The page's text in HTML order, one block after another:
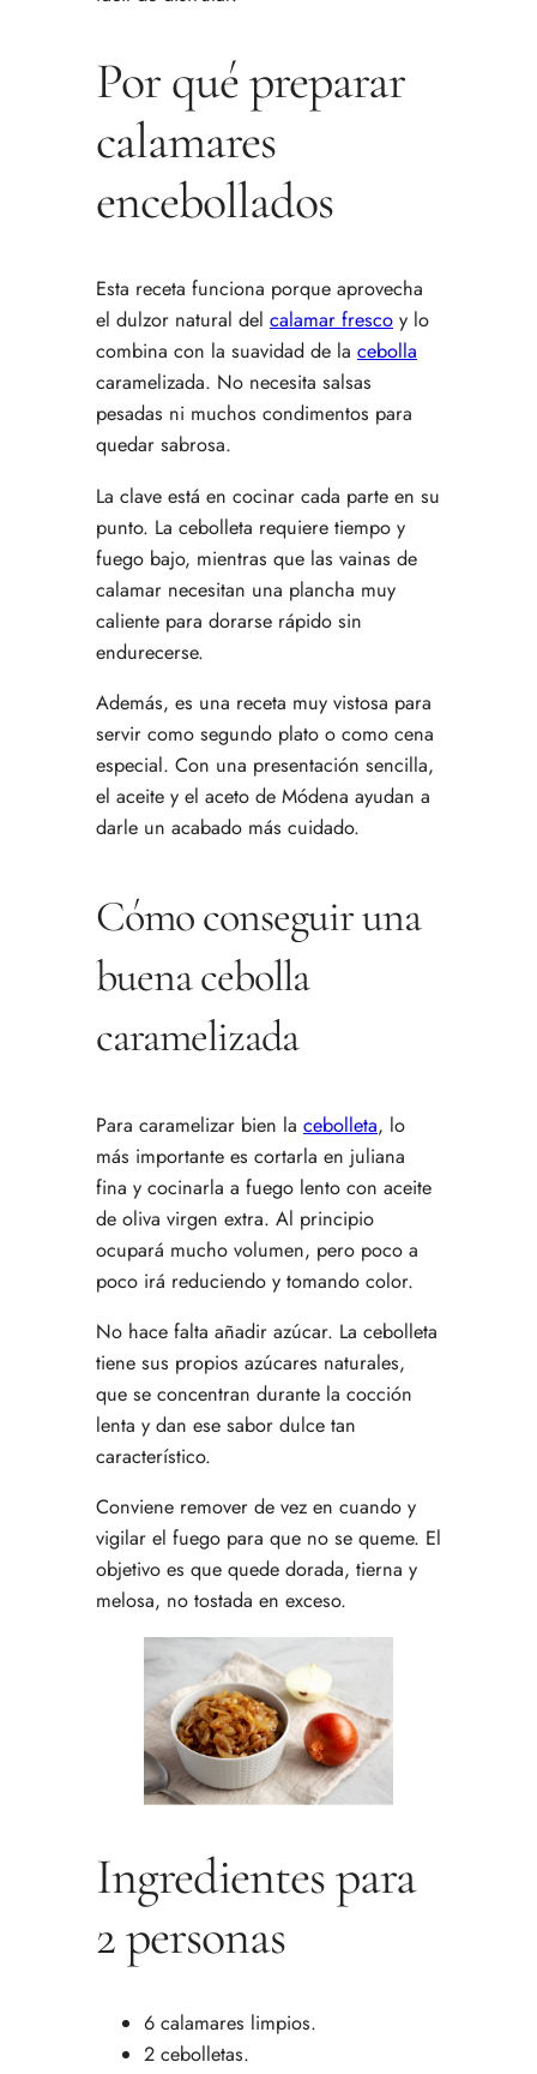
Por qué preparar
calamares
encebollados
Esta receta funciona porque aprovecha
el dulzor natural del calamar fresco y lo
combina con la suavidad de la cebolla
caramelizada. No necesita salsas
pesadas ni muchos condimentos para
quedar sabrosa.
La clave está en cocinar cada parte en su
punto. La cebolleta requiere tiempo y
fuego bajo, mientras que las vainas de
calamar necesitan una plancha muy
caliente para dorarse rápido sin
endurecerse.
Además, es una receta muy vistosa para
servir como segundo plato o como cena
especial. Con una presentación sencilla,
el aceite y el aceto de Módena ayudan a
darle un acabado más cuidado.
Cómo conseguir una
buena cebolla
caramelizada
Para caramelizar bien la cebolleta, lo
más importante es cortarla en juliana
fina y cocinarla a fuego lento con aceite
de oliva virgen extra. Al principio
ocupará mucho volumen, pero poco a
poco irá reduciendo y tomando color.
No hace falta añadir azúcar. La cebolleta
tiene sus propios azúcares naturales,
que se concentran durante la cocción
lenta y dan ese sabor dulce tan
característico.
Conviene remover de vez en cuando y
vigilar el fuego para que no se queme. El
objetivo es que quede dorada, tierna y
melosa, no tostada en exceso.
Ingredientes para
2 personas
6 calamares limpios.
2 cebolletas.